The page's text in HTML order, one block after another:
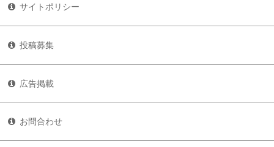
サイトポリシー
投稿募集
広告掲載
お問合わせ